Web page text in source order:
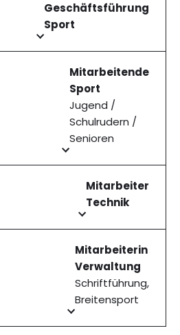
Geschäftsführung
Sport
Mitarbeitende
Sport
Jugend /
Schulrudern /
Senioren
Mitarbeiter
Technik
Mitarbeiterin
Verwaltung
Schriftführung,
Breitensport